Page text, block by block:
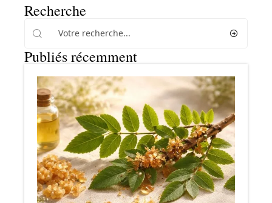
Recherche
Publiés récemment